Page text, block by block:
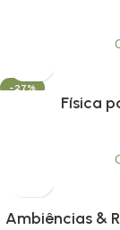
-27%
Física
Ambiências &